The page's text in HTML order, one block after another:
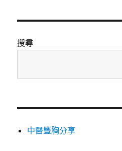
搜尋
中醫豐胸分享